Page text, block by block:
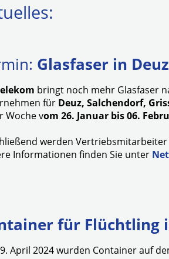
Glasfaser in Deuz
bringt noch mehr Glasfaser
für Deuz, Salchendorf,
Woche vom 26. Januar bis 06.
werden
Informationen finden Sie unter
für Flüchtling
April 2024 wurden Container auf